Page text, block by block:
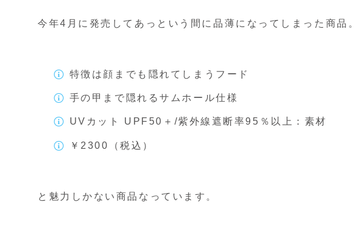
今年4月に発売してあっという間に品薄になってしまった商品。
特徴は顔までも隠れてしまうフード
手の甲まで隠れるサムホール仕様
UVカット UPF50＋/紫外線遮断率95％以上：素材
￥2300（税込）
と魅力しかない商品なっています。